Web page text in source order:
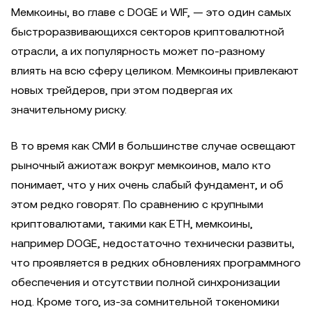
Мемкоины, во главе с DOGE и WIF, — это один самых
быстроразвивающихся секторов криптовалютной
отрасли, а их популярность может по-разному
влиять на всю сферу целиком. Мемкоины привлекают
новых трейдеров, при этом подвергая их
значительному риску.
В то время как СМИ в большинстве случае освещают
рыночный ажиотаж вокруг мемкоинов, мало кто
понимает, что у них очень слабый фундамент, и об
этом редко говорят. По сравнению с крупными
криптовалютами, такими как ETH, мемкоины,
например DOGE, недостаточно технически развиты,
что проявляется в редких обновлениях программного
обеспечения и отсутствии полной синхронизации
нод. Кроме того, из-за сомнительной токеномики